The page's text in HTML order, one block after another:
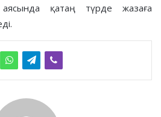
қатаң түрде жазаға